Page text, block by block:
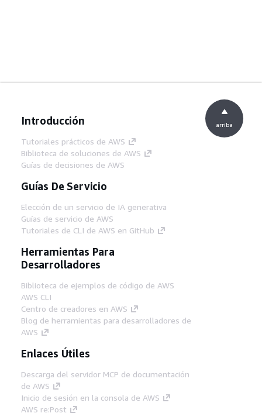
Introducción
Tutoriales prácticos de AWS
Biblioteca de soluciones de AWS
Guías de decisiones de AWS
Guías De Servicio
Elección de un servicio de IA generativa
Guías de servicio de AWS
Tutoriales de CLI de AWS en GitHub
Herramientas Para
Desarrolladores
Biblioteca de ejemplos de código de AWS
AWS CLI
Centro de creadores en AWS
Blog de herramientas para desarrolladores de
AWS
Enlaces Útiles
Descarga del servidor MCP de documentación
de AWS
Inicio de sesión en la consola de AWS
AWS re:Post
arriba